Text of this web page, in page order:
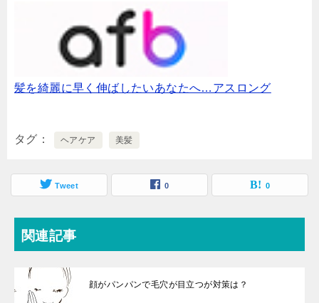
髪を綺麗に早く伸ばしたいあなたへ…アスロング
タグ ヘアケア 美髪
Tweet 0 0
関連記事
顔がパンパンで毛穴が目立つが対策は？